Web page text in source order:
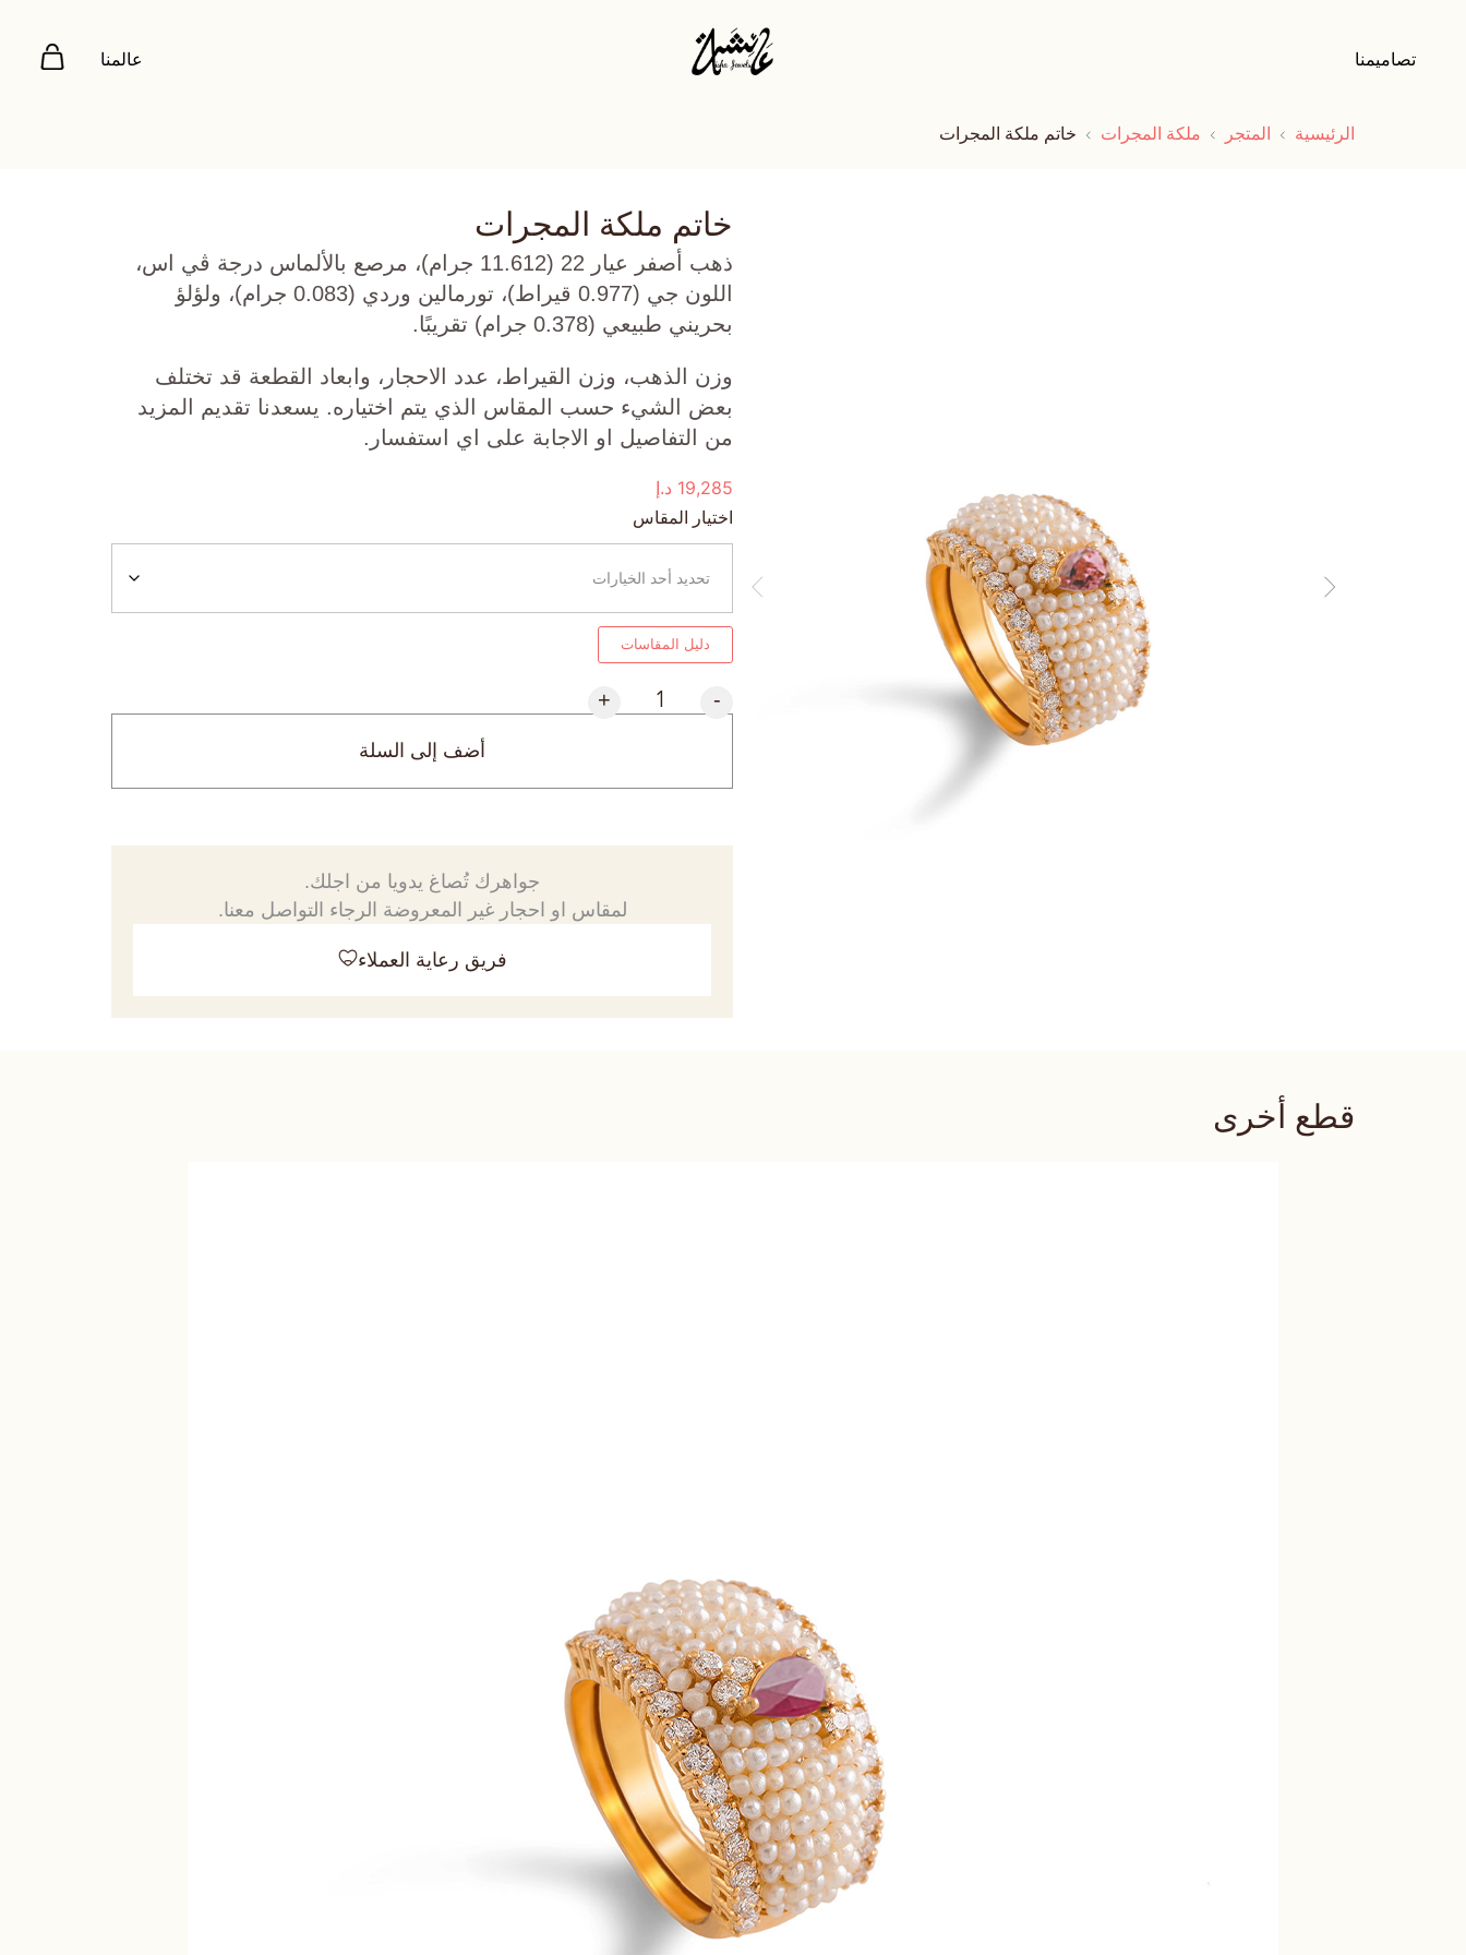
تصاميمنا عالمنا
الرئيسية المتجر ملكة المجرات خاتم ملكة المجرات
خاتم ملكة المجرات
ذهب أصفر عيار 22 (11.612 جرام)، مرصع بالألماس درجة ڤي اس،
اللون جي (0.977 قيراط)، تورمالين وردي (0.083 جرام)، ولؤلؤ
بحريني طبيعي (0.378 جرام) تقريبًا.
وزن الذهب، وزن القيراط، عدد الاحجار، وابعاد القطعة قد تختلف
بعض الشيء حسب المقاس الذي يتم اختياره. يسعدنا تقديم المزيد
من التفاصيل او الاجابة على اي استفسار.
19,285 د.إ
اختيار المقاس
دليل المقاسات
-
+
أضف إلى السلة
جواهرك تُصاغ يدويا من اجلك.
لمقاس او احجار غير المعروضة الرجاء التواصل معنا.
فريق رعاية العملاء
قطع أخرى